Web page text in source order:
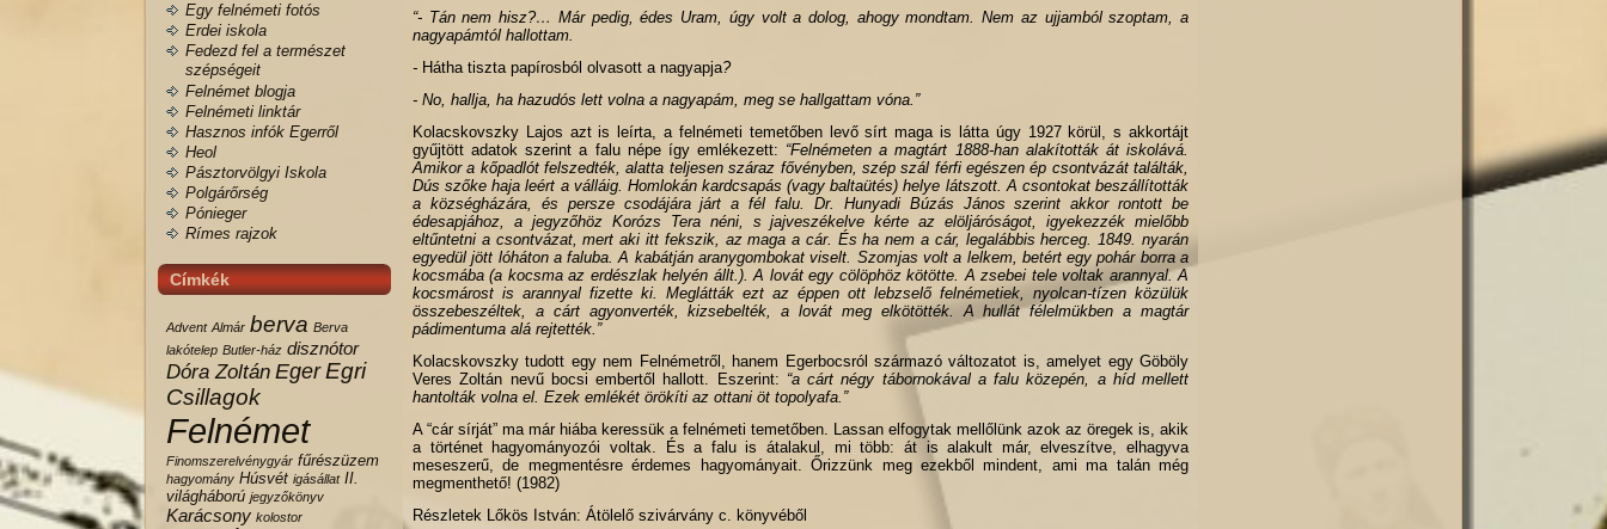
Egy felnémeti fotós
Erdei iskola
Fedezd fel a természet
szépségeit
Felnémet blogja
Felnémeti linktár
Hasznos infók Egerről
Heol
Pásztorvölgyi Iskola
Polgárőrség
Pónieger
Rímes rajzok
Címkék
Advent Almár berva Berva
lakótelep Butler-ház disznótor
Dóra Zoltán Eger Egri
Csillagok
Felnémet
Finomszerelvénygyár fűrészüzem
hagyomány Húsvét igásállat II.
világháború jegyzőkönyv
Karácsony kolostor
“- Tán nem hisz?… Már pedig, édes Uram, úgy volt a dolog, ahogy mondtam. Nem az ujjamból szoptam, a
nagyapámtól hallottam.
- Hátha tiszta papírosból olvasott a nagyapja?
- No, hallja, ha hazudós lett volna a nagyapám, meg se hallgattam vóna.”
Kolacskovszky Lajos azt is leírta, a felnémeti temetőben levő sírt maga is látta úgy 1927 körül, s akkortájt
gyűjtött adatok szerint a falu népe így emlékezett: “Felnémeten a magtárt 1888-han alakították át iskolává.
Amikor a kőpadlót felszedték, alatta teljesen száraz fővényben, szép szál férfi egészen ép csontvázát találták,
Dús szőke haja leért a válláig. Homlokán kardcsapás (vagy baltaütés) helye látszott. A csontokat beszállították
a községházára, és persze csodájára járt a fél falu. Dr. Hunyadi Búzás János szerint akkor rontott be
édesapjához, a jegyzőhöz Korózs Tera néni, s jajveszékelve kérte az elöljáróságot, igyekezzék mielőbb
eltűntetni a csontvázat, mert aki itt fekszik, az maga a cár. És ha nem a cár, legalábbis herceg. 1849. nyarán
egyedül jött lóháton a faluba. A kabátján aranygombokat viselt. Szomjas volt a lelkem, betért egy pohár borra a
kocsmába (a kocsma az erdészlak helyén állt.). A lovát egy cölöphöz kötötte. A zsebei tele voltak arannyal. A
kocsmárost is arannyal fizette ki. Meglátták ezt az éppen ott lebzselő felnémetiek, nyolcan-tízen közülük
összebeszéltek, a cárt agyonverték, kizsebelték, a lovát meg elkötötték. A hullát félelmükben a magtár
pádimentuma alá rejtették.”
Kolacskovszky tudott egy nem Felnémetről, hanem Egerbocsról származó változatot is, amelyet egy Göböly
Veres Zoltán nevű bocsi embertől hallott. Eszerint: “a cárt négy tábornokával a falu közepén, a híd mellett
hantolták volna el. Ezek emlékét örökíti az ottani öt topolyafa.”
A “cár sírját” ma már hiába keressük a felnémeti temetőben. Lassan elfogytak mellőlünk azok az öregek is, akik
a történet hagyományozói voltak. És a falu is átalakul, mi több: át is alakult már, elveszítve, elhagyva
meseszerű, de megmentésre érdemes hagyományait. Őrizzünk meg ezekből mindent, ami ma talán még
megmenthető! (1982)
Részletek Lőkös István: Átölelő szivárvány c. könyvéből